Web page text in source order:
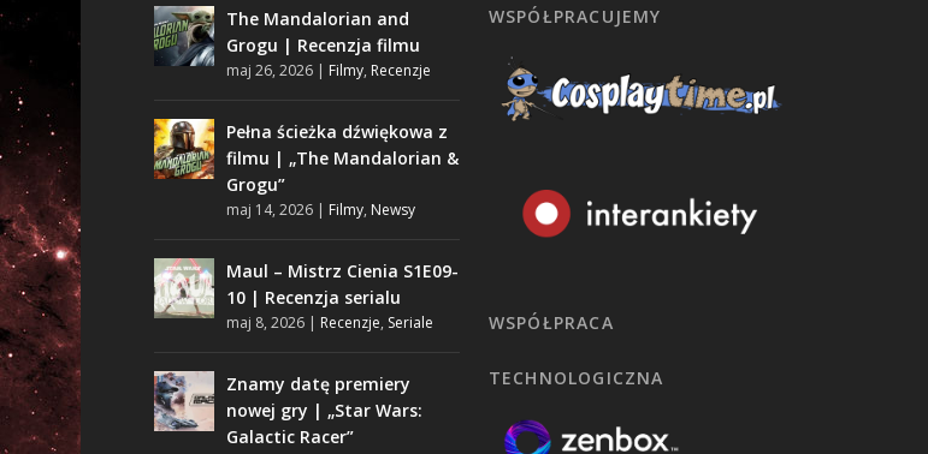
The Mandalorian and
Grogu | Recenzja filmu
maj 26, 2026| Filmy, Recenzje
Pełna ścieżka dźwiękowa z
filmu | „The Mandalorian &
Grogu”
maj 14, 2026| Filmy, Newsy
Maul – Mistrz Cienia S1E09-
10 | Recenzja serialu
maj 8, 2026| Recenzje, Seriale
Znamy datę premiery
nowej gry | „Star Wars:
Galactic Racer”
WSPÓŁPRACUJEMY
WSPÓŁPRACA
TECHNOLOGICZNA